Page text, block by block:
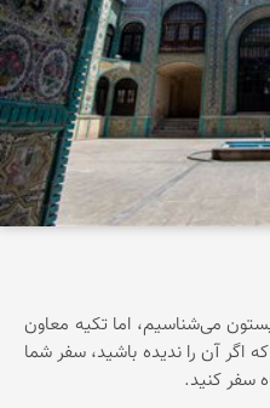
می‌شناسیم، اما تکیه معاون
آن را ندیده باشید، سفر شما
سفر کنید.